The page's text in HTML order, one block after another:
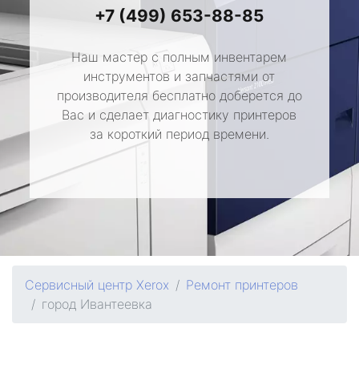
+7 (499) 653-88-85
Наш мастер с полным инвентарем
инструментов и запчастями от
производителя бесплатно доберется до
Вас и сделает диагностику принтеров
за короткий период времени.
Сервисный центр Xerox
Ремонт принтеров
город Ивантеевка